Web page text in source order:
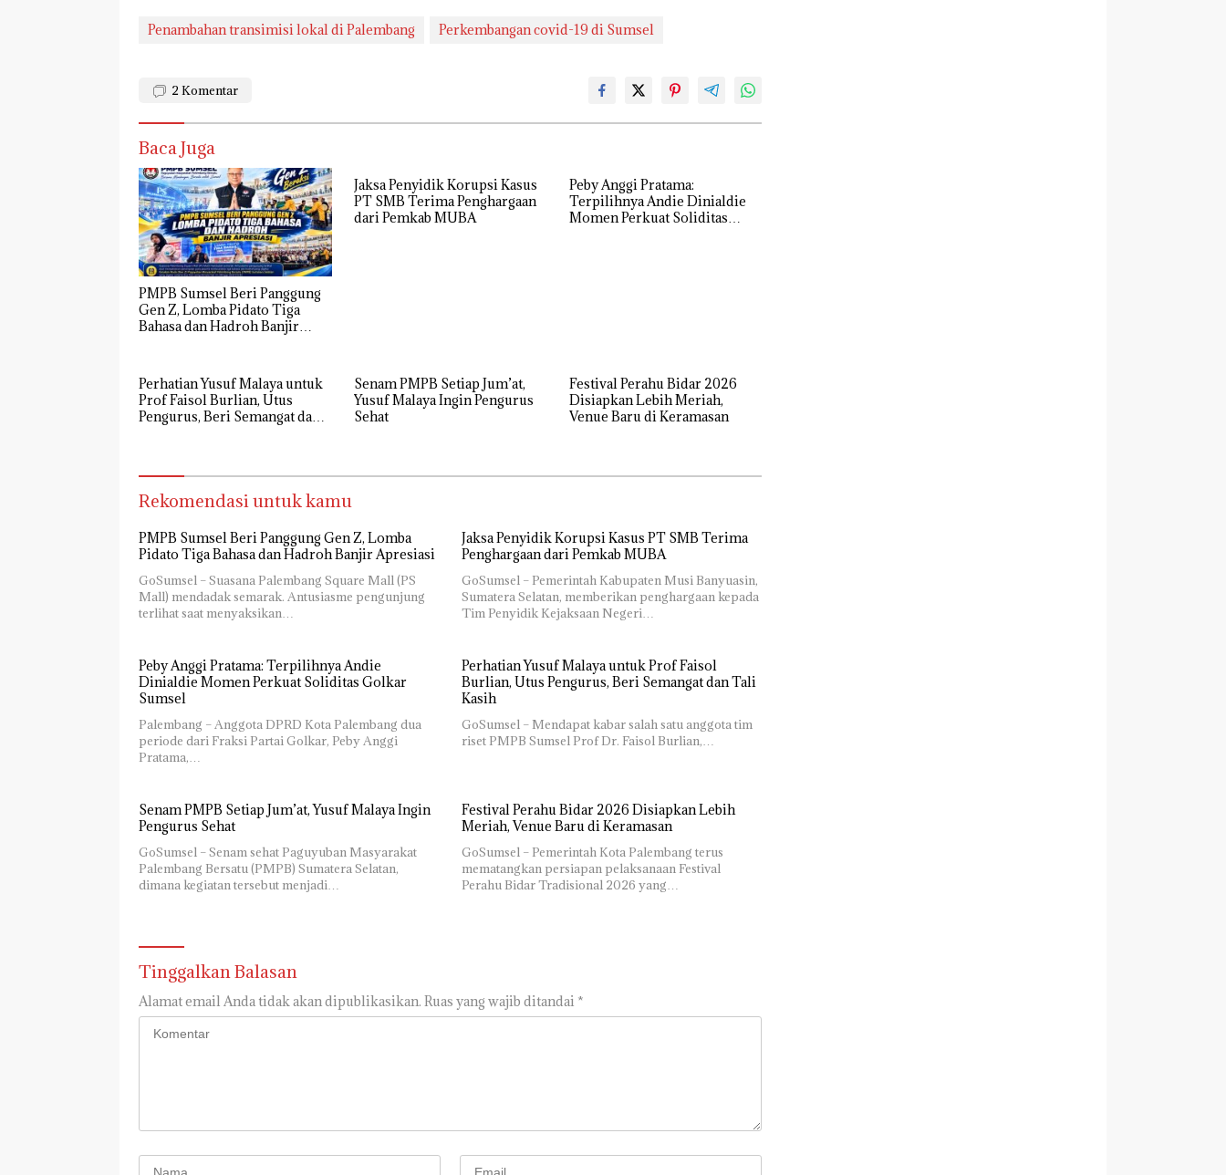
Penambahan transimisi lokal di Palembang Perkembangan covid-19 di Sumsel
2 Komentar
Baca Juga
PMPB Sumsel Beri Panggung
Gen Z, Lomba Pidato Tiga
Bahasa dan Hadroh Banjir
Jaksa Penyidik Korupsi Kasus
PT SMB Terima Penghargaan
dari Pemkab MUBA
Peby Anggi Pratama:
Terpilihnya Andie Dinialdie
Momen Perkuat Soliditas
Perhatian Yusuf Malaya untuk
Prof Faisol Burlian, Utus
Pengurus, Beri Semangat dan
Senam PMPB Setiap Jum’at,
Yusuf Malaya Ingin Pengurus
Sehat
Festival Perahu Bidar 2026
Disiapkan Lebih Meriah,
Venue Baru di Keramasan
Rekomendasi untuk kamu
PMPB Sumsel Beri Panggung Gen Z, Lomba
Pidato Tiga Bahasa dan Hadroh Banjir Apresiasi
GoSumsel – Suasana Palembang Square Mall (PS
Mall) mendadak semarak. Antusiasme pengunjung
terlihat saat menyaksikan…
Jaksa Penyidik Korupsi Kasus PT SMB Terima
Penghargaan dari Pemkab MUBA
GoSumsel – Pemerintah Kabupaten Musi Banyuasin,
Sumatera Selatan, memberikan penghargaan kepada
Tim Penyidik Kejaksaan Negeri…
Peby Anggi Pratama: Terpilihnya Andie
Dinialdie Momen Perkuat Soliditas Golkar
Sumsel
Palembang – Anggota DPRD Kota Palembang dua
periode dari Fraksi Partai Golkar, Peby Anggi
Pratama,…
Perhatian Yusuf Malaya untuk Prof Faisol
Burlian, Utus Pengurus, Beri Semangat dan Tali
Kasih
GoSumsel – Mendapat kabar salah satu anggota tim
riset PMPB Sumsel Prof Dr. Faisol Burlian,…
Senam PMPB Setiap Jum’at, Yusuf Malaya Ingin
Pengurus Sehat
GoSumsel – Senam sehat Paguyuban Masyarakat
Palembang Bersatu (PMPB) Sumatera Selatan,
dimana kegiatan tersebut menjadi…
Festival Perahu Bidar 2026 Disiapkan Lebih
Meriah, Venue Baru di Keramasan
GoSumsel – Pemerintah Kota Palembang terus
mematangkan persiapan pelaksanaan Festival
Perahu Bidar Tradisional 2026 yang…
Tinggalkan Balasan
Alamat email Anda tidak akan dipublikasikan. Ruas yang wajib ditandai *